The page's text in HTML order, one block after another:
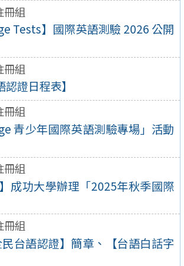
冊組
Tests】國際英語測驗 2026 公開
冊組
認證日程表】
冊組
青少年國際英語測驗專場」活動
冊組
】成功大學辦理「2025年秋季國際
冊組
民台語認證】簡章、【台語白話字